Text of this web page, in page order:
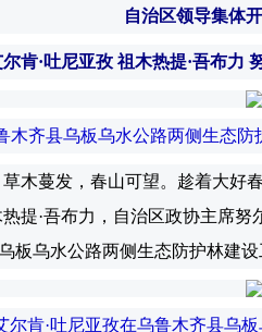
自治区领导集体
肯·吐尼亚孜 祖木热提·吾布力
木齐县乌板乌水公路两侧生态
蔓发，春山可望。趁着大好
提·吾布力，自治区政协主席
板乌水公路两侧生态防护林建设
肯·吐尼亚孜在乌鲁木齐县乌